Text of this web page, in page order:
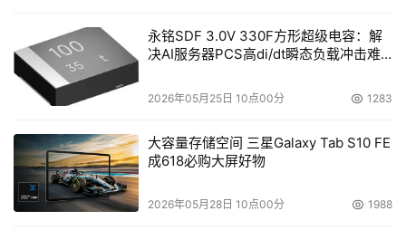
裁、中国区产品行销部IT产品部总经理陈振宽
同时，Synergy提供了统一 API，用户只需要通过一个 API
接口，即可发现、盘点、配置、准备、升级、诊断异构环境
中的基础架构设备。Synergy还融合了十几个通用管理工
具，如Microsoft System Center 和 VMware vCenter
永铭SDF 3.0V 330F方形超级电容：解
决AI服务器PCS高di/dt瞬态负载冲击难
2026年05月25日 10点00分 1283
大容量存储空间 三星Galaxy Tab S10 FE
成618必购大屏好物
2026年05月28日 10点00分 1988